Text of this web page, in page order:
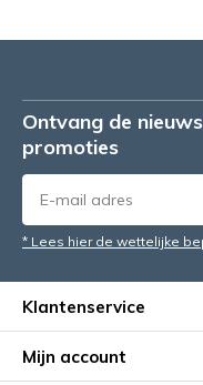
Ontvang de
promoties
* Lees hier de wettelijke
Klantenservice
Mijn account